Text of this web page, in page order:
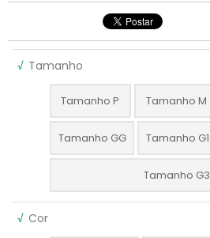
√ Tamanho
Tamanho P Tamanho M
Tamanho GG Tamanho G1
Tamanho G3
√ Cor